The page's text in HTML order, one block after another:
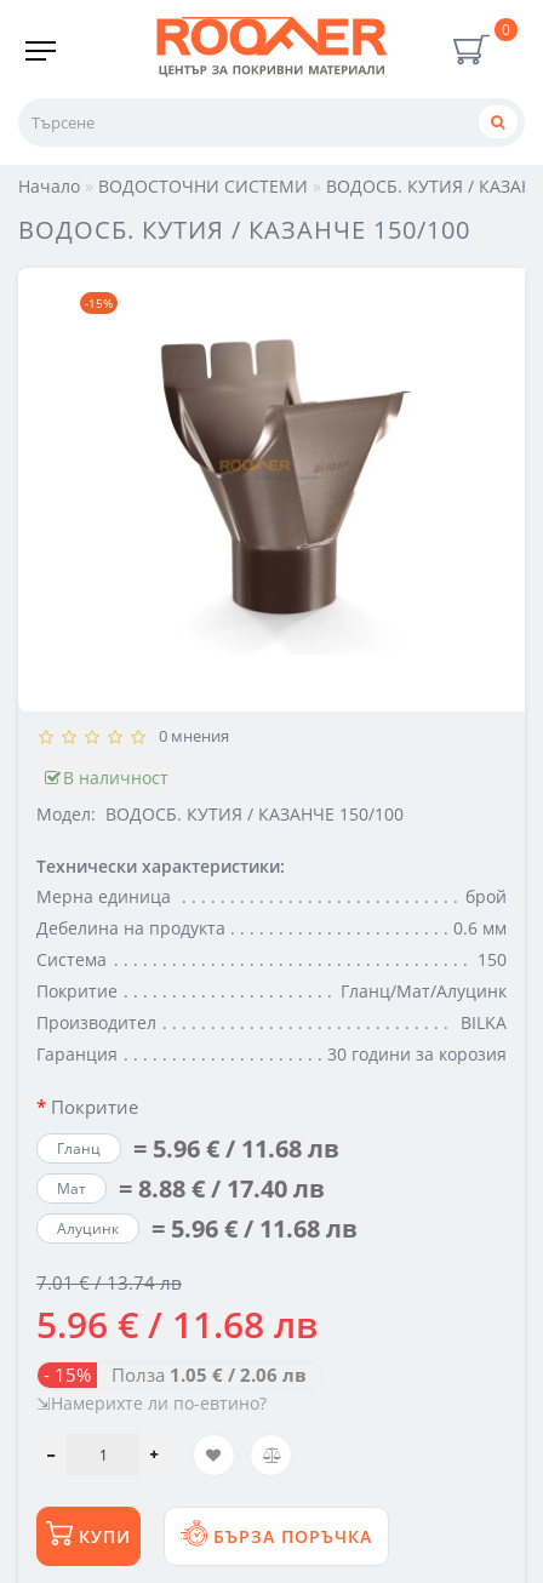
0
Начало ВОДОСТОЧНИ СИСТЕМИ ВОДОСБ. КУТИЯ /
ВОДОСБ. КУТИЯ / КАЗАНЧЕ 150/100
-15%
0 мнения
В наличност
Модел: ВОДОСБ. КУТИЯ / КАЗАНЧЕ 150/100
Технически характеристики:
Мерна единица
брой
Дебелина на продукта
0.6 мм
Система
150
Покритие
Гланц/Мат/Алуцинк
Производител
BILKA
Гаранция
30 години за корозия
Покритие
Гланц = 5.96 € / 11.68 лв
Мат = 8.88 € / 17.40 лв
Алуцинк = 5.96 € / 11.68 лв
7.01 € / 13.74 лв
5.96 € / 11.68 лв
- 15% Полза 1.05 € / 2.06 лв
⇲Намерихте ли по-евтино?
КУПИ БЪРЗА ПОРЪЧКА